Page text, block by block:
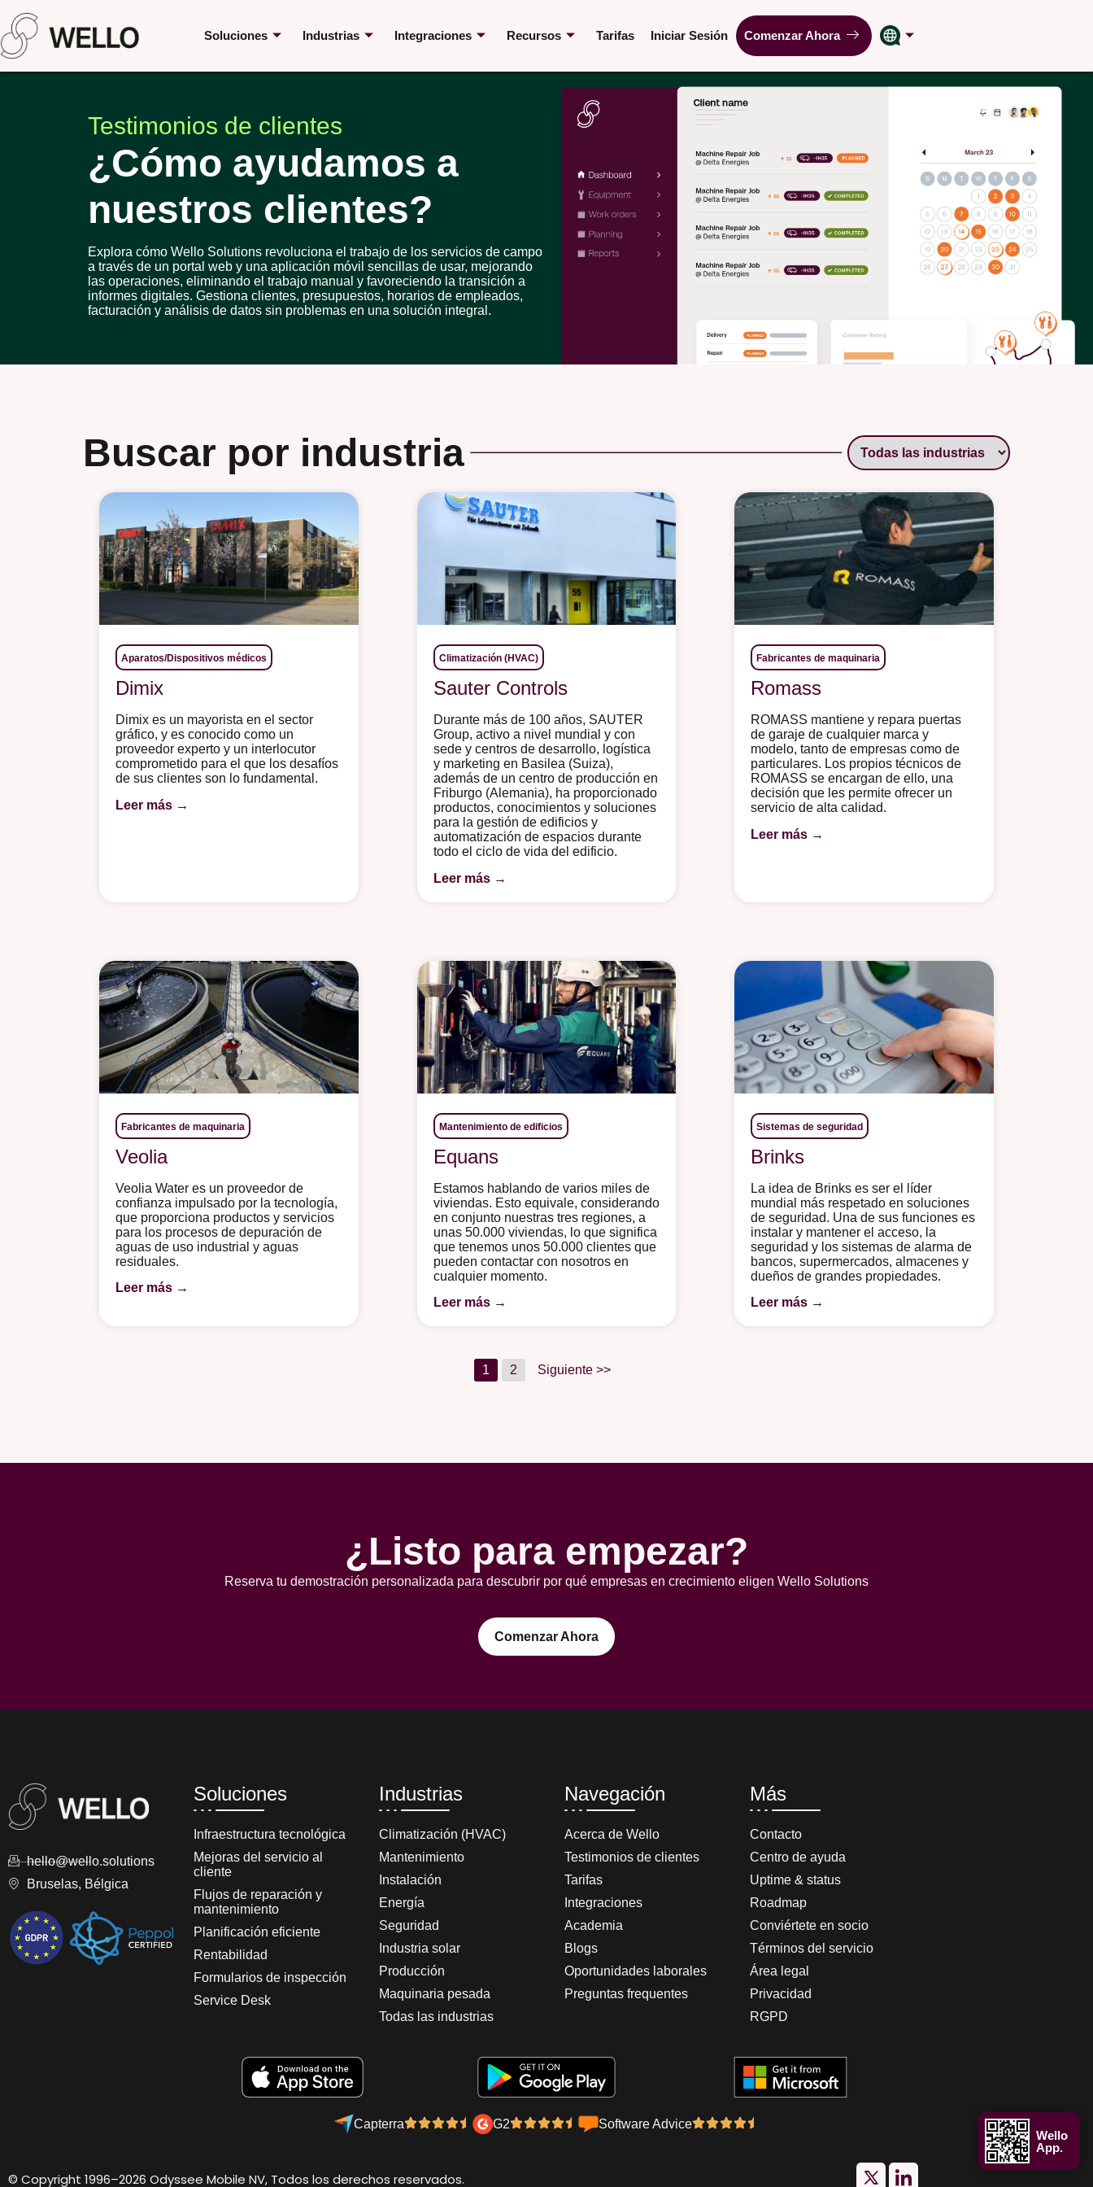
Soluciones Industrias Integraciones Recursos Tarifas Iniciar Sesión Comenzar Ahora
Testimonios de clientes
¿Cómo ayudamos a
nuestros clientes?
Explora cómo Wello Solutions revoluciona el trabajo de los servicios de campo
a través de un portal web y una aplicación móvil sencillas de usar, mejorando
las operaciones, eliminando el trabajo manual y favoreciendo la transición a
informes digitales. Gestiona clientes, presupuestos, horarios de empleados,
facturación y análisis de datos sin problemas en una solución integral.
Buscar por industria
Aparatos/Dispositivos médicos
Dimix
Dimix es un mayorista en el sector
gráfico, y es conocido como un
proveedor experto y un interlocutor
comprometido para el que los desafíos
de sus clientes son lo fundamental.
Leer más →
Climatización (HVAC)
Sauter Controls
Durante más de 100 años, SAUTER
Group, activo a nivel mundial y con
sede y centros de desarrollo, logística
y marketing en Basilea (Suiza),
además de un centro de producción en
Friburgo (Alemania), ha proporcionado
productos, conocimientos y soluciones
para la gestión de edificios y
automatización de espacios durante
todo el ciclo de vida del edificio.
Leer más →
Fabricantes de maquinaria
Romass
ROMASS mantiene y repara puertas
de garaje de cualquier marca y
modelo, tanto de empresas como de
particulares. Los propios técnicos de
ROMASS se encargan de ello, una
decisión que les permite ofrecer un
servicio de alta calidad.
Leer más →
Fabricantes de maquinaria
Veolia
Veolia Water es un proveedor de
confianza impulsado por la tecnología,
que proporciona productos y servicios
para los procesos de depuración de
aguas de uso industrial y aguas
residuales.
Leer más →
Mantenimiento de edificios
Equans
Estamos hablando de varios miles de
viviendas. Esto equivale, considerando
en conjunto nuestras tres regiones, a
unas 50.000 viviendas, lo que significa
que tenemos unos 50.000 clientes que
pueden contactar con nosotros en
cualquier momento.
Leer más →
Sistemas de seguridad
Brinks
La idea de Brinks es ser el líder
mundial más respetado en soluciones
de seguridad. Una de sus funciones es
instalar y mantener el acceso, la
seguridad y los sistemas de alarma de
bancos, supermercados, almacenes y
dueños de grandes propiedades.
Leer más →
1 2 Siguiente >>
¿Listo para empezar?
Reserva tu demostración personalizada para descubrir por qué empresas en crecimiento eligen Wello Solutions
Comenzar Ahora
hello@wello.solutions
Bruselas, Bélgica
Soluciones
Infraestructura tecnológica
Mejoras del servicio al
cliente
Flujos de reparación y
mantenimiento
Planificación eficiente
Rentabilidad
Formularios de inspección
Service Desk
Industrias
Climatización (HVAC)
Mantenimiento
Instalación
Energía
Seguridad
Industria solar
Producción
Maquinaria pesada
Todas las industrias
Navegación
Acerca de Wello
Testimonios de clientes
Tarifas
Integraciones
Academia
Blogs
Oportunidades laborales
Preguntas frequentes
Más
Contacto
Centro de ayuda
Uptime & status
Roadmap
Conviértete en socio
Términos del servicio
Área legal
Privacidad
RGPD
Capterra G2 Software Advice
© Copyright 1996–2026 Odyssee Mobile NV, Todos los derechos reservados.
Wello
App.